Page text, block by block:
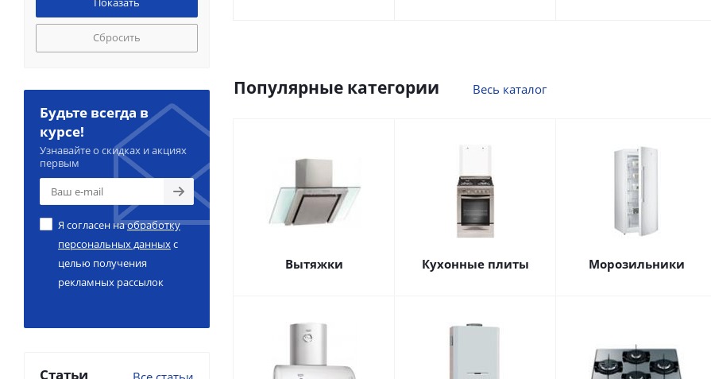
Популярные категории Весь каталог
Вытяжки Кухонные плиты Морозильники
Сбросить
Будьте всегда в
курсе!
Узнавайте о скидках и акциях
первым
Я согласен наобработку
персональных данныхс
целью получения
рекламных рассылок
Статьи